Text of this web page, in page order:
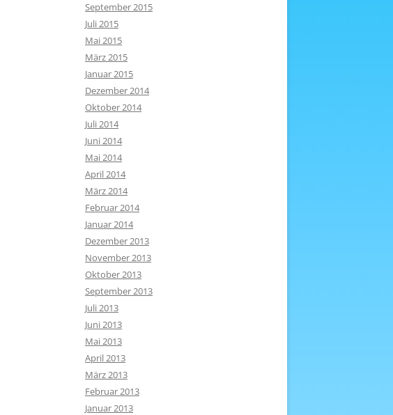
September 2015
Juli 2015
Mai 2015
März 2015
Januar 2015
Dezember 2014
Oktober 2014
Juli 2014
Juni 2014
Mai 2014
April 2014
März 2014
Februar 2014
Januar 2014
Dezember 2013
November 2013
Oktober 2013
September 2013
Juli 2013
Juni 2013
Mai 2013
April 2013
März 2013
Februar 2013
Januar 2013